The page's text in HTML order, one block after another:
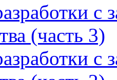
с
(часть 3)
с